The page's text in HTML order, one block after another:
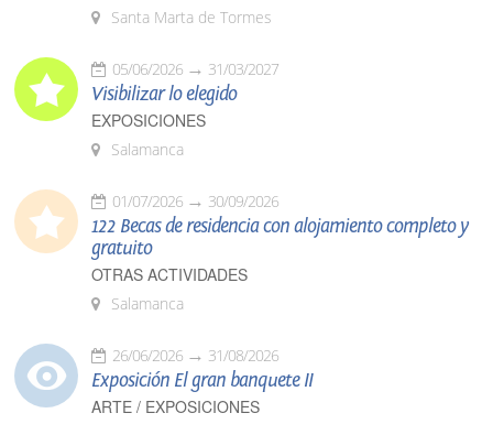
Santa Marta de Tormes
05/06/2026 31/03/2027
Visibilizar lo elegido
EXPOSICIONES
Salamanca
01/07/2026 30/09/2026
122 Becas de residencia con alojamiento completo y
gratuito
OTRAS ACTIVIDADES
Salamanca
26/06/2026 31/08/2026
Exposición El gran banquete II
ARTE / EXPOSICIONES